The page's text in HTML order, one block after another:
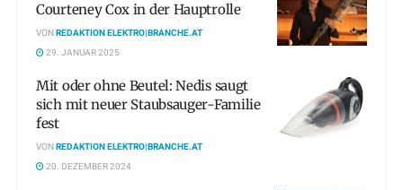
Courteney Cox in der Hauptrolle
VONREDAKTION ELEKTRO|BRANCHE.AT
29. JANUAR 2025
Mit oder ohne Beutel: Nedis saugt
sich mit neuer Staubsauger-Familie
fest
VONREDAKTION ELEKTRO|BRANCHE.AT
20. DEZEMBER 2024